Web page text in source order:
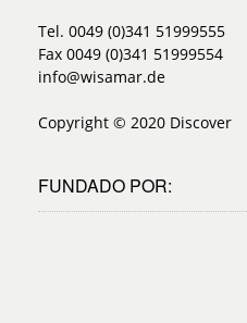
Tel. 0049 (0)341 51999555
Fax 0049 (0)341 51999554
info@wisamar.de
Copyright © 2020 Discover
FUNDADO POR: